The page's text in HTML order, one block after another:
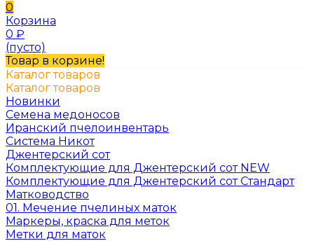
0
Корзина
0 ₽
(пусто)
Товар в корзине!
Каталог товаров
Каталог товаров
Новинки
Семена медоносов
Иранский пчелоинвентарь
Система Никот
Джентерский сот
Комплектующие для Джентерский сот NEW
Комплектующие для Джентерский сот Стандарт
Матководство
01. Мечение пчелиных маток
Маркеры, краска для меток
Метки для маток